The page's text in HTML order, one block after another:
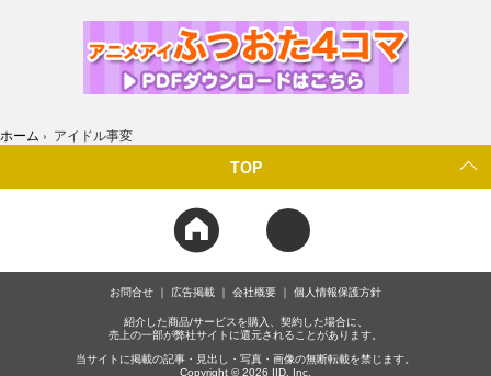
ホーム › アイドル事変
TOP
お問合せ 広告掲載 会社概要 個人情報保護方針
紹介した商品/サービスを購入、契約した場合に、
売上の一部が弊社サイトに還元されることがあります。
当サイトに掲載の記事・見出し・写真・画像の無断転載を禁じます。
Copyright © 2026 IID, Inc.